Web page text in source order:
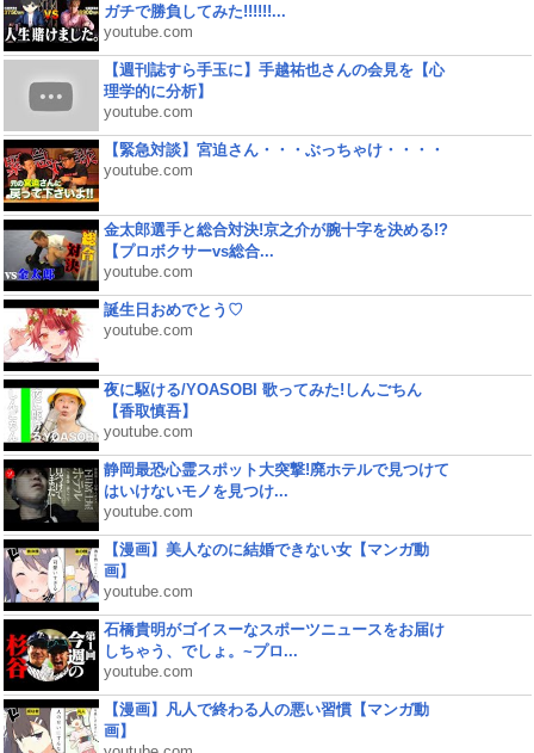
ガチで勝負してみた!!!!!!...
youtube.com
【週刊誌すら手玉に】手越祐也さんの会見を【心
理学的に分析】
youtube.com
【緊急対談】宮迫さん・・・ぶっちゃけ・・・・
youtube.com
金太郎選手と総合対決!京之介が腕十字を決める!?
【プロボクサーvs総合...
youtube.com
誕生日おめでとう♡
youtube.com
夜に駆ける/YOASOBI 歌ってみた!しんごちん
【香取慎吾】
youtube.com
静岡最恐心霊スポット大突撃!廃ホテルで見つけて
はいけないモノを見つけ...
youtube.com
【漫画】美人なのに結婚できない女【マンガ動
画】
youtube.com
石橋貴明がゴイスーなスポーツニュースをお届け
しちゃう、でしょ。~プロ...
youtube.com
【漫画】凡人で終わる人の悪い習慣【マンガ動
画】